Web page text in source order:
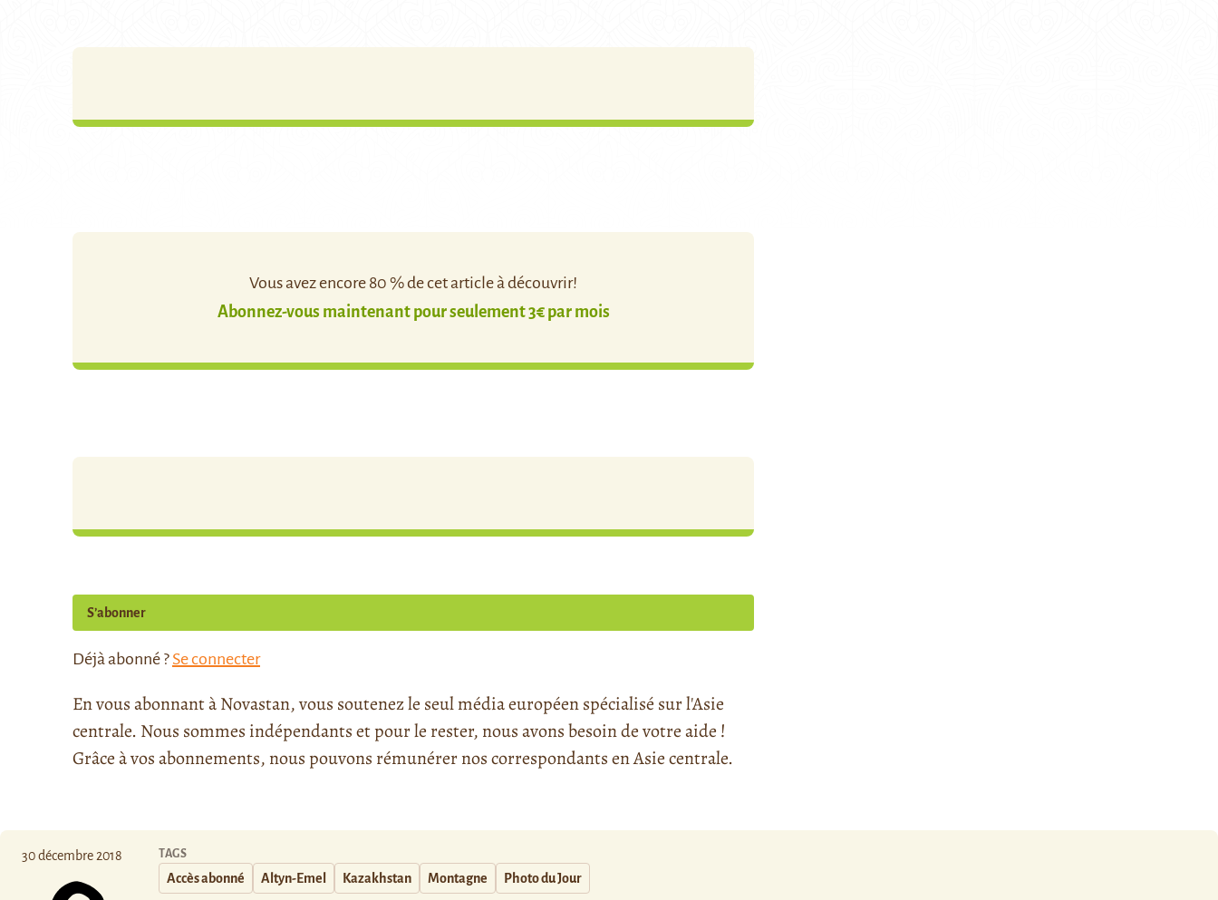
Vous avez encore 80 % de cet article à découvrir!
Abonnez-vous maintenant pour seulement 3€ par mois
S’abonner
Déjà abonné ? Se connecter
En vous abonnant à Novastan, vous soutenez le seul média européen spécialisé sur l'Asie
centrale. Nous sommes indépendants et pour le rester, nous avons besoin de votre aide !
Grâce à vos abonnements, nous pouvons rémunérer nos correspondants en Asie centrale.
30 décembre 2018 TAGS
Accès abonné Altyn-Emel Kazakhstan Montagne Photo du Jour